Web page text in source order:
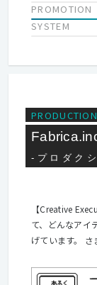
PROMOTION
SYSTEM
PRODUCTION
- プ ロ ダ ク
【Creative Execution
て、どんなアイ
げています。
とで、フラット